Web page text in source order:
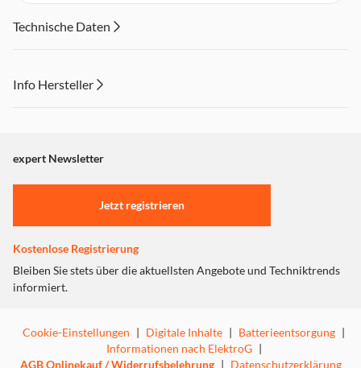
Die DYMO®-D1® Etiketten werden in Belgien, Europa
hergestellt
Technische Daten
Info Hersteller
"Marketing".
Einstellungen anpassen
expert Newsletter
Jetzt registrieren
Kostenlose Registrierung
Bleiben Sie stets über die aktuellsten Angebote und Techniktrends
informiert.
Cookie-Einstellungen | Digitale Inhalte | Batterieentsorgung |
Informationen nach ElektroG |
AGB Onlinekauf / Widerrufsbelehrung | Datenschutzerklärung